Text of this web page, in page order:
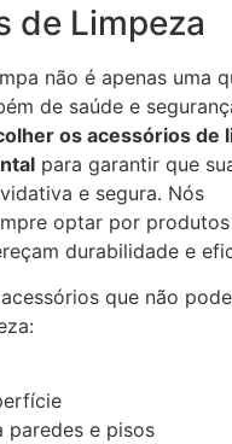
de Limpeza
não é apenas uma
de saúde e
os acessórios de
para garantir que
e segura. Nós
optar por
durabilidade e
que não
paredes e pisos